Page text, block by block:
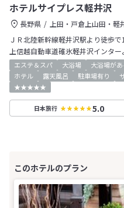
ホテルサイプレス軽井沢
長野県 上田・戸倉上山田・軽
ＪＲ北陸新幹線軽井沢駅より徒歩で
上信越自動車道碓氷軽井沢インタ
エステ＆スパ 大浴場 大浴場が
ホテル
露天風呂 駐車場有り
★★★★★
日本旅行 5.0